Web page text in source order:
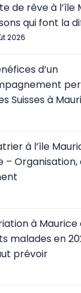
de rêve à l’île
qui font la
2026
d’un
Suisses à
à l’île
–
à Maurice
malades en
prévoir